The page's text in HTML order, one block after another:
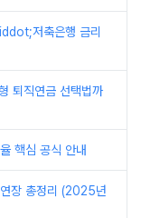
저축은행 금리
퇴직연금 선택법까
핵심 공식 안내
장 총정리 (2025년